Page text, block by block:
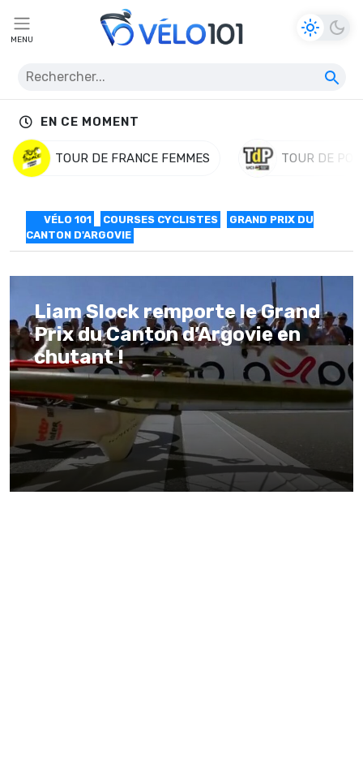
MENU
EN CE MOMENT
TOUR DE FRANCE FEMMES TOUR DE
VÉLO 101 COURSES CYCLISTES
GRAND PRIX DU
CANTON D'ARGOVIE
Liam Slock remporte le Grand
Prix du Canton d’Argovie en
chutant !